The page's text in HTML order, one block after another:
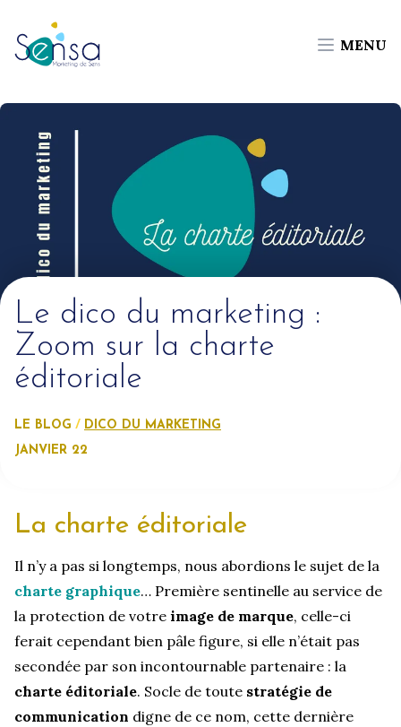
MENU
Le dico du marketing :
Zoom sur la charte
éditoriale
LE BLOG
DICO DU MARKETING
JANVIER 22
La charte éditoriale
Il n’y a pas si longtemps, nous abordions le sujet de la
charte graphique… Première sentinelle au service de
la protection de votre image de marque, celle-ci
ferait cependant bien pâle figure, si elle n’était pas
secondée par son incontournable partenaire : la
charte éditoriale. Socle de toute stratégie de
communication digne de ce nom, cette dernière